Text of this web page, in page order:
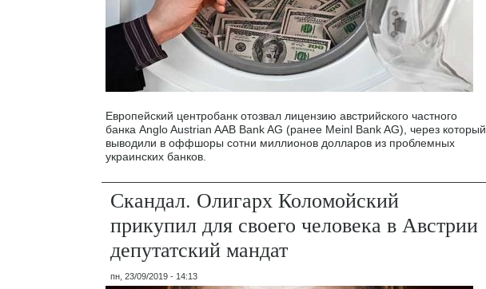
Европейский центробанк отозвал лицензию австрийского частного
банка Anglo Austrian AAB Bank AG (ранее Meinl Bank AG), через который
выводили в оффшоры сотни миллионов долларов из проблемных
украинских банков.
Скандал. Олигарх Коломойский
прикупил для своего человека в Австрии
депутатский мандат
пн, 23/09/2019 - 14:13